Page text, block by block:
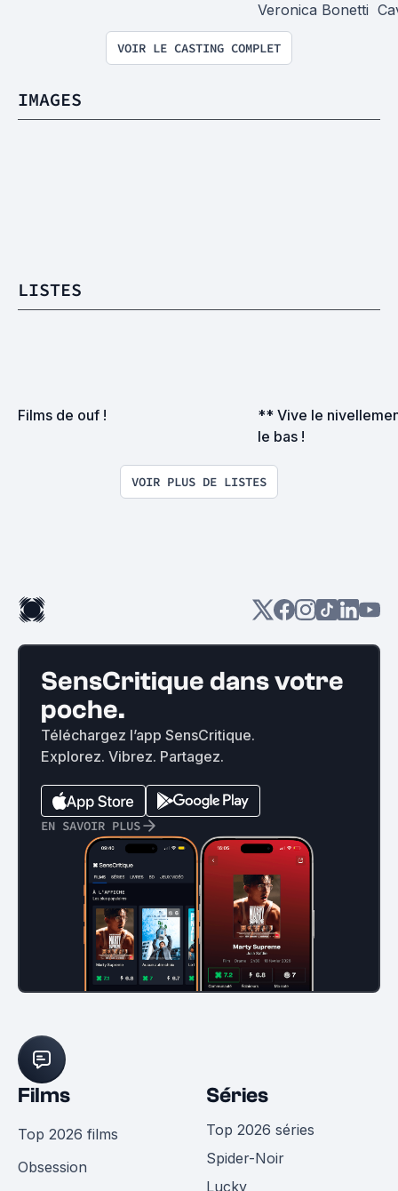
Veronica Bonetti
VOIR LE CASTING COMPLET
IMAGES
LISTES
Films de ouf !
** Vive le
le bas !
VOIR PLUS DE LISTES
SensCritique dans votre
poche.
Téléchargez l’app SensCritique.
Explorez. Vibrez. Partagez.
EN SAVOIR PLUS
Films
Top 2026 films
Obsession
Séries
Top 2026 séries
Spider-Noir
Lucky